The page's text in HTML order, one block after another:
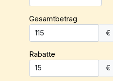
Gesamtbetrag
€
Rabatte
€